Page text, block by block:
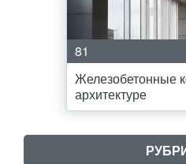
81
Железобетонные
архитектуре